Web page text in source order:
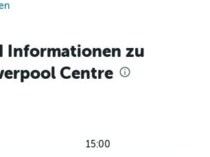
Informationen zu
Centre
15:00